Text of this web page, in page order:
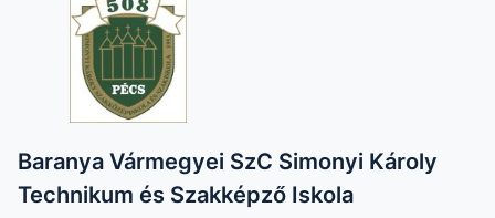
Baranya Vármegyei SzC Simonyi Károly
Technikum és Szakképző Iskola